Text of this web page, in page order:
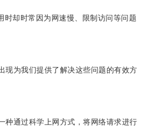
却时常因为网速慢、限制访问等问题
为我们提供了解决这些问题的有效方
通过科学上网方式，将网络请求进行